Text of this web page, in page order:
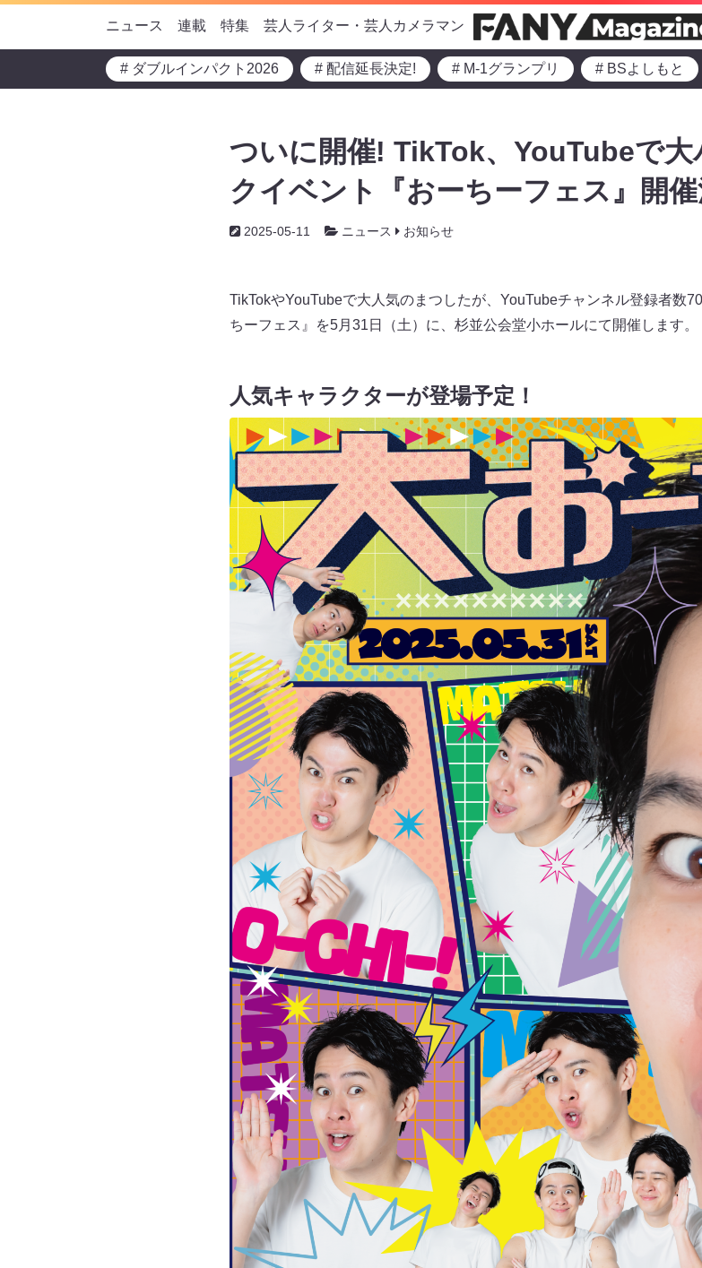
ニュース 連載 特集 芸人ライター・芸人カメラマン
# ダブルインパクト2026 # 配信延長決定! # M-1グランプリ # BSよしもと
ついに開催! TikTok、YouTubeで
クイベント『おーちーフェス』開
2025-05-11 ニュース お知らせ
TikTokやYouTubeで大人気のまつしたが、YouTubeチャンネル登録者数
ちーフェス』を5月31日（土）に、杉並公会堂小ホールにて開催します。
人気キャラクターが登場予定！